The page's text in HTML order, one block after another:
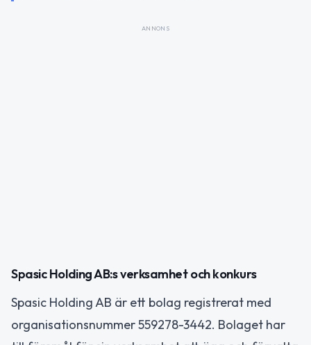
ANNONS
Spasic Holding AB:s verksamhet och konkurs
Spasic Holding AB är ett bolag registrerat med
organisationsnummer 559278-3442. Bolaget har